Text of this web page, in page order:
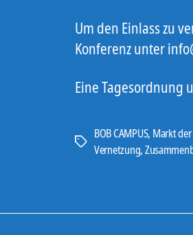
Um den Einlass zu
Konferenz unter
Eine Tagesordnung
Schlagwörter
BOB CAMPUS, Markt
Vernetzung,